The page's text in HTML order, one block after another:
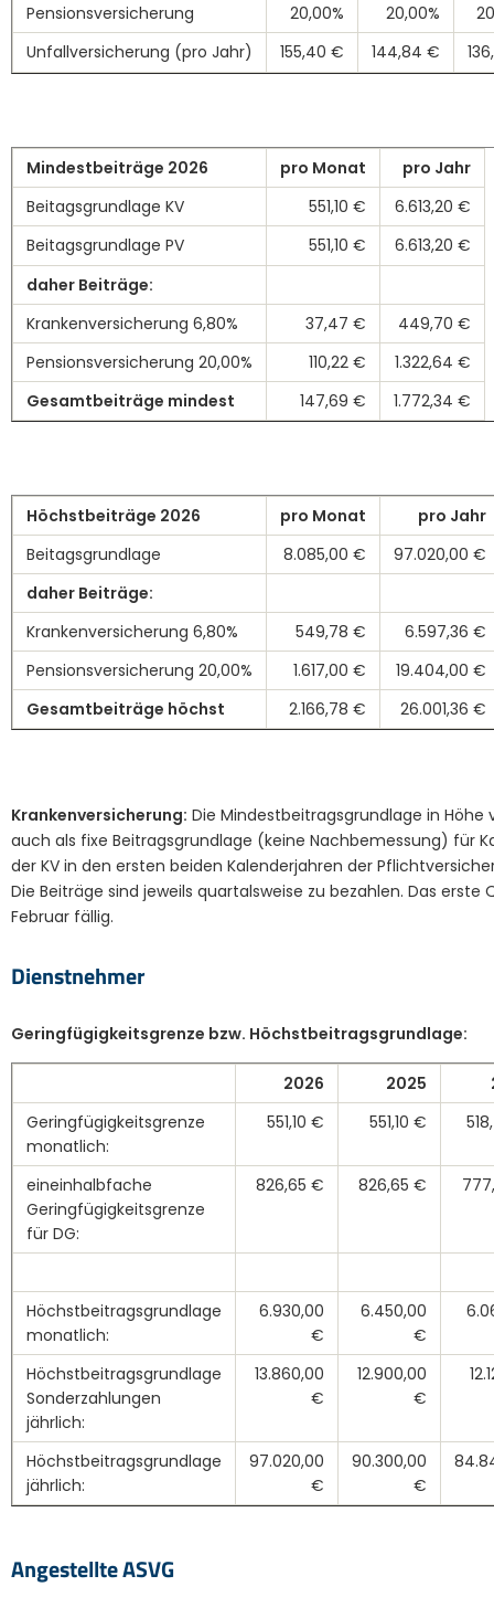
Pensionsversicherung
20,00% 20,00%
Unfallversicherung (pro Jahr)
155,40 € 144,84 €
Mindestbeiträge 2026 pro Monat
pro Jahr
Beitagsgrundlage KV
551,10 €
6.613,20 €
Beitagsgrundlage PV
551,10 €
6.613,20 €
daher Beiträge:
Krankenversicherung 6,80%
37,47 €
449,70 €
Pensionsversicherung 20,00%
110,22 €
1.322,64 €
Gesamtbeiträge mindest
147,69 € 1.772,34 €
Höchstbeiträge 2026 pro Monat
pro Jahr
Beitagsgrundlage
8.085,00 €
97.020,00 €
daher Beiträge:
Krankenversicherung 6,80%
549,78 €
6.597,36 €
Pensionsversicherung 20,00%
1.617,00 €
19.404,00 €
Gesamtbeiträge höchst
2.166,78 € 26.001,36 €
Krankenversicherung: Die Mindestbeitragsgrundlage in
auch als fixe Beitragsgrundlage (keine Nachbemessung) für
der KV in den ersten beiden Kalenderjahren der
Die Beiträge sind jeweils quartalsweise zu bezahlen. Das erste
Februar fällig.
Dienstnehmer
Geringfügigkeitsgrenze bzw. Höchstbeitragsgrundlage:
2026 2025
Geringfügigkeitsgrenze
monatlich:
551,10 € 551,10 €
eineinhalbfache
Geringfügigkeitsgrenze
für DG:
826,65 € 826,65 €
Höchstbeitragsgrundlage
monatlich:
6.930,00
€
6.450,00
€
Höchstbeitragsgrundlage
Sonderzahlungen
jährlich:
13.860,00
€
12.900,00
€
Höchstbeitragsgrundlage
jährlich:
97.020,00
€
90.300,00
€
Angestellte ASVG